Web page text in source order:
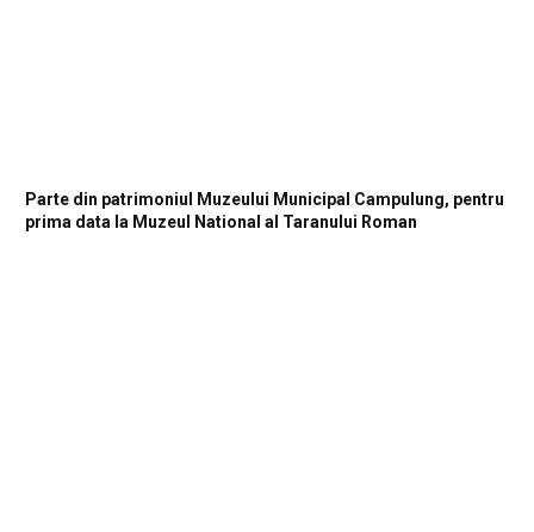
Parte din patrimoniul Muzeului Municipal Campulung, pentru
prima data la Muzeul National al Taranului Roman